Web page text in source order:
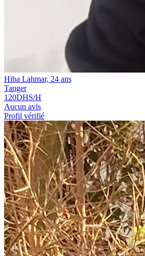
Hiba Lahmar, 24 ans
Tanger
120DHS/H
Aucun avis
Profil vérifié